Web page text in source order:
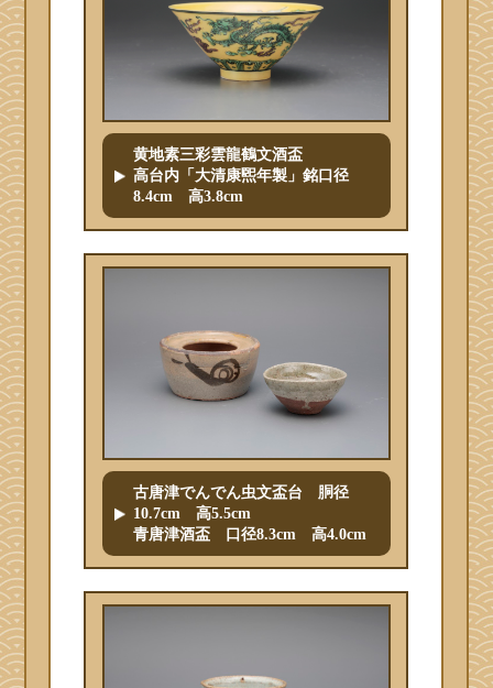
黄地素三彩雲龍鶴文酒盃
高台内「大清康煕年製」銘口径
8.4cm 高3.8cm
古唐津でんでん虫文盃台 胴径
10.7cm 高5.5cm
青唐津酒盃 口径8.3cm 高4.0cm